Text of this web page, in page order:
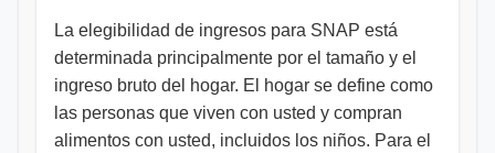
La elegibilidad de ingresos para SNAP está
determinada principalmente por el tamaño y el
ingreso bruto del hogar. El hogar se define como
las personas que viven con usted y compran
alimentos con usted, incluidos los niños. Para el